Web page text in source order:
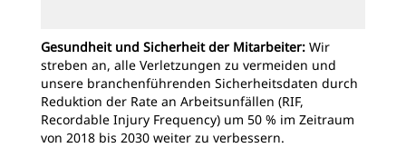
Gesundheit und Sicherheit der Mitarbeiter: Wir
streben an, alle Verletzungen zu vermeiden und
unsere branchenführenden Sicherheitsdaten durch
Reduktion der Rate an Arbeitsunfällen (RIF,
Recordable Injury Frequency) um 50 % im Zeitraum
von 2018 bis 2030 weiter zu verbessern.